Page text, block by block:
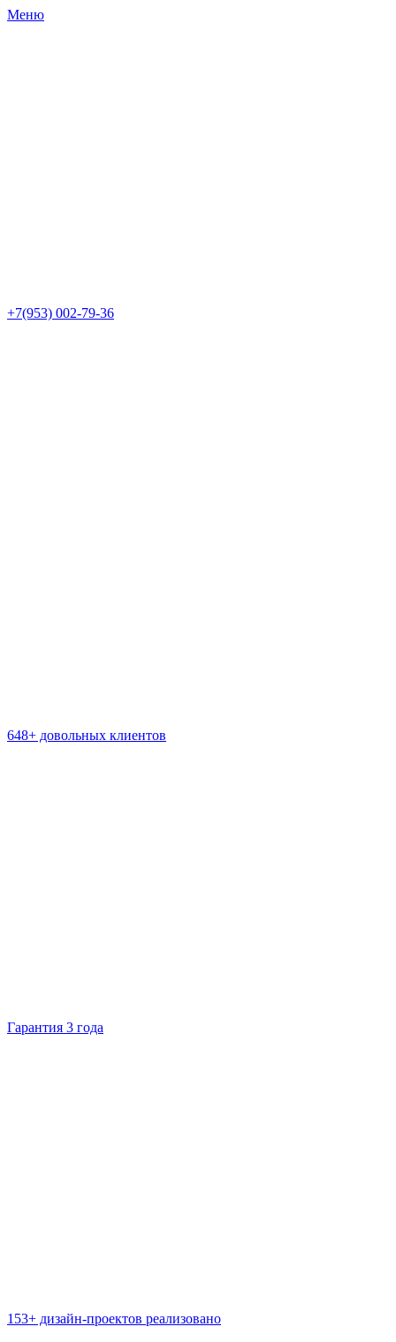
Меню
+7(953) 002-79-36
648+ довольных клиентов
Гарантия 3 года
153+ дизайн-проектов реализовано